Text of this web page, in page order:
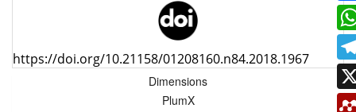
https://doi.org/10.21158/01208160.n84.2018.1967
Dimensions
PlumX